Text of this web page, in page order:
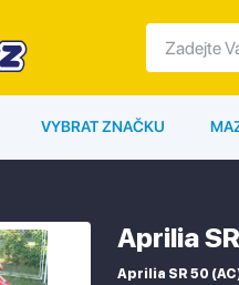
VYBRAT ZNAČKU
Aprilia
Aprilia SR 50